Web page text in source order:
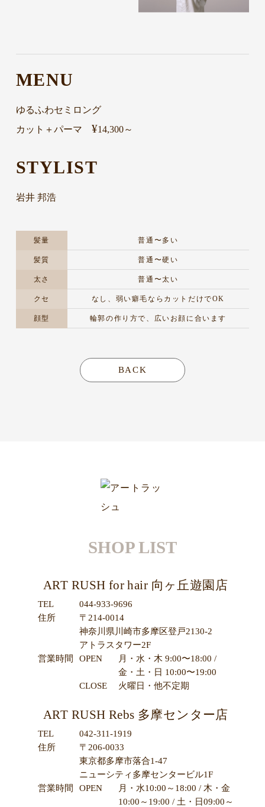
MENU
ゆるふわセミロング
カット＋パーマ ¥14,300～
STYLIST
岩井 邦浩
髪量 普通〜多い
髪質 普通〜硬い
太さ 普通〜太い
クセ なし、弱い癖毛ならカットだけでOK
顔型 輪郭の作り方で、広いお顔に合います
BACK
SHOP LIST
ART RUSH for hair 向ヶ丘遊園店
TEL
044-933-9696
住所
〒214-0014
神奈川県川崎市多摩区登戸2130-2
アトラスタワー2F
営業時間
OPEN
月・水・木 9:00〜18:00 /
金・土・日 10:00〜19:00
CLOSE
火曜日・他不定期
ART RUSH Rebs 多摩センター店
TEL
042-311-1919
住所
〒206-0033
東京都多摩市落合1-47
ニューシティ多摩センタービル1F
営業時間
OPEN
月・水10:00～18:00 / 木・金
10:00～19:00 / 土・日09:00～